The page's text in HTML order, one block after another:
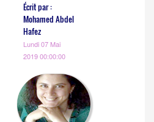
Écrit par :
Mohamed Abdel
Hafez
Lundi 07 Mai
2019 00:00:00